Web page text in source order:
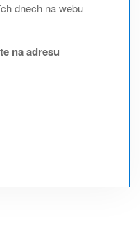
dnech na webu
na adresu